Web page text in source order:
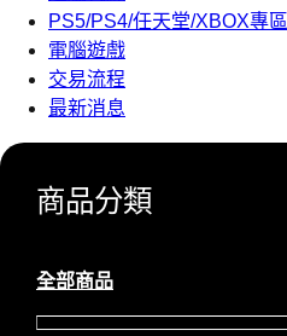
PS5/PS4/任天堂/XBOX專區
電腦遊戲
交易流程
最新消息
商品分類
全部商品